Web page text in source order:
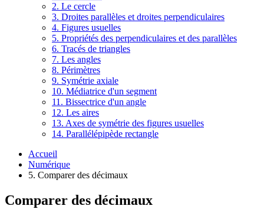
2. Le cercle
3. Droites parallèles et droites perpendiculaires
4. Figures usuelles
5. Propriétés des perpendiculaires et des parallèles
6. Tracés de triangles
7. Les angles
8. Périmètres
9. Symétrie axiale
10. Médiatrice d'un segment
11. Bissectrice d'un angle
12. Les aires
13. Axes de symétrie des figures usuelles
14. Parallélépipède rectangle
Accueil
Numérique
5. Comparer des décimaux
Comparer des décimaux